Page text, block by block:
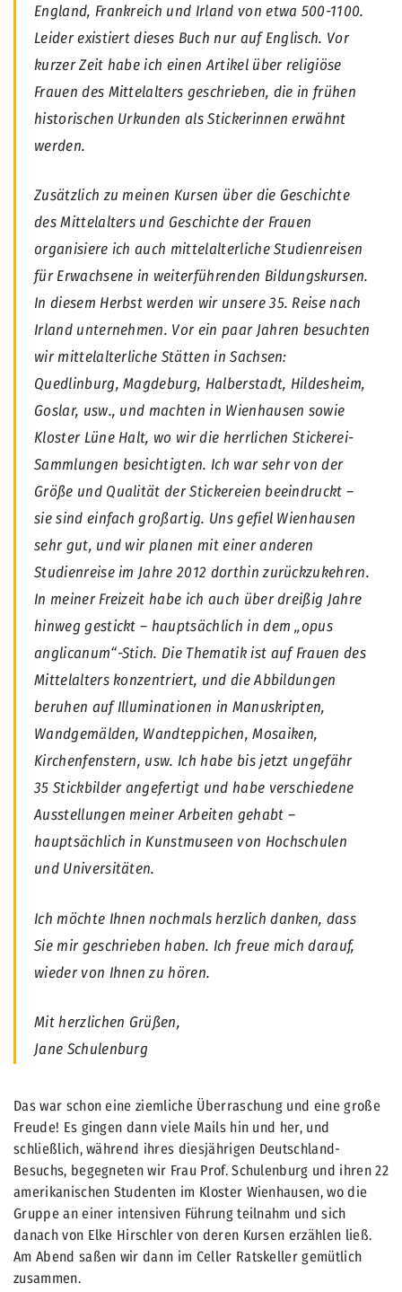
England, Frankreich und Irland von etwa 500-1100.
Leider existiert dieses Buch nur auf Englisch. Vor
kurzer Zeit habe ich einen Artikel über religiöse
Frauen des Mittelalters geschrieben, die in frühen
historischen Urkunden als Stickerinnen erwähnt
werden.
Zusätzlich zu meinen Kursen über die Geschichte
des Mittelalters und Geschichte der Frauen
organisiere ich auch mittelalterliche Studienreisen
für Erwachsene in weiterführenden Bildungskursen.
In diesem Herbst werden wir unsere 35. Reise nach
Irland unternehmen. Vor ein paar Jahren besuchten
wir mittelalterliche Stätten in Sachsen:
Quedlinburg, Magdeburg, Halberstadt, Hildesheim,
Goslar, usw., und machten in Wienhausen sowie
Kloster Lüne Halt, wo wir die herrlichen Stickerei-
Sammlungen besichtigten. Ich war sehr von der
Größe und Qualität der Stickereien beeindruckt –
sie sind einfach großartig. Uns gefiel Wienhausen
sehr gut, und wir planen mit einer anderen
Studienreise im Jahre 2012 dorthin zurückzukehren.
In meiner Freizeit habe ich auch über dreißig Jahre
hinweg gestickt – hauptsächlich in dem „opus
anglicanum“-Stich. Die Thematik ist auf Frauen des
Mittelalters konzentriert, und die Abbildungen
beruhen auf Illuminationen in Manuskripten,
Wandgemälden, Wandteppichen, Mosaiken,
Kirchenfenstern, usw. Ich habe bis jetzt ungefähr
35 Stickbilder angefertigt und habe verschiedene
Ausstellungen meiner Arbeiten gehabt –
hauptsächlich in Kunstmuseen von Hochschulen
und Universitäten.
Ich möchte Ihnen nochmals herzlich danken, dass
Sie mir geschrieben haben. Ich freue mich darauf,
wieder von Ihnen zu hören.
Mit herzlichen Grüßen,
Jane Schulenburg
Das war schon eine ziemliche Überraschung und eine große
Freude! Es gingen dann viele Mails hin und her, und
schließlich, während ihres diesjährigen Deutschland-
Besuchs, begegneten wir Frau Prof. Schulenburg und ihren 22
amerikanischen Studenten im Kloster Wienhausen, wo die
Gruppe an einer intensiven Führung teilnahm und sich
danach von Elke Hirschler von deren Kursen erzählen ließ.
Am Abend saßen wir dann im Celler Ratskeller gemütlich
zusammen.